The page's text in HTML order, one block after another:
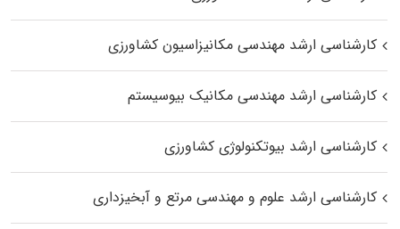
کارشناسی ارشد مهندسی مکانیزاسیون کشاورزی
کارشناسی ارشد مهندسی مکانیک بیوسیستم
کارشناسی ارشد بیوتکنولوژی کشاورزی
کارشناسی ارشد علوم و مهندسی مرتع و آبخیزداری